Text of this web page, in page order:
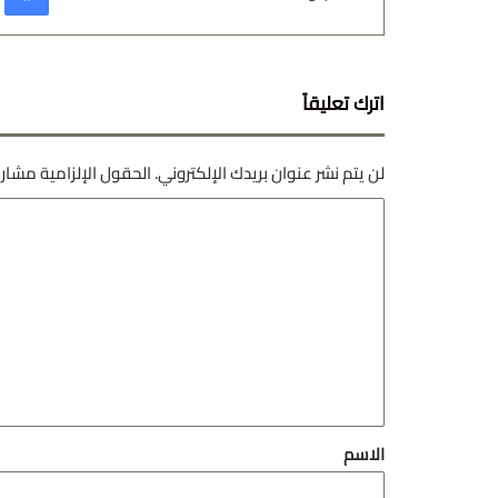
اترك تعليقاً
لن يتم نشر عنوان بريدك الإلكتروني.الحقول الإلزامية مشار
*
الاسم